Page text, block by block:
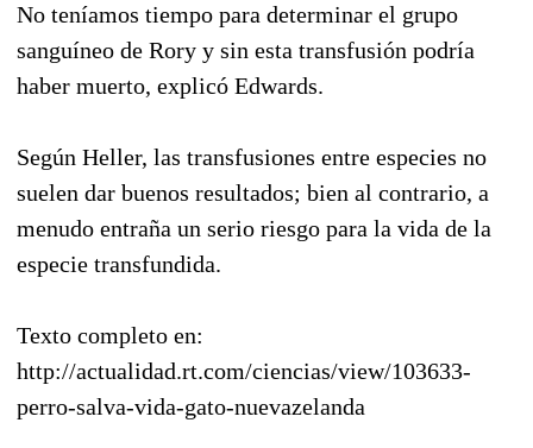
No teníamos tiempo para determinar el grupo
sanguíneo de Rory y sin esta transfusión podría
haber muerto, explicó Edwards.
Según Heller, las transfusiones entre especies no
suelen dar buenos resultados; bien al contrario, a
menudo entraña un serio riesgo para la vida de la
especie transfundida.
Texto completo en:
http://actualidad.rt.com/ciencias/view/103633-
perro-salva-vida-gato-nuevazelanda